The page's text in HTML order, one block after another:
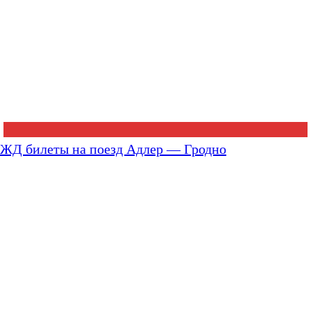
ЖД билеты на поезд Адлер — Гродно